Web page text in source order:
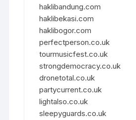
haklibandung.com
haklibekasi.com
haklibogor.com
perfectperson.co.uk
tourmusicfest.co.uk
strongdemocracy.co.uk
dronetotal.co.uk
partycurrent.co.uk
lightalso.co.uk
sleepyguards.co.uk